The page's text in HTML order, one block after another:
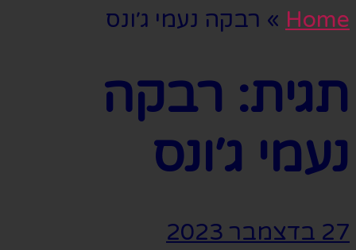
Home
» רבקה נעמי ג׳ונס
תגית: רבקה
נעמי ג׳ונס
27 בדצמבר 2023